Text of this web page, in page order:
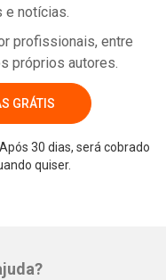
notícias.
profissionais, entre
próprios autores.
GRÁTIS
30 dias, será cobrado
quiser.
E-mail